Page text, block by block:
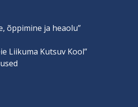
õppimine ja heaolu”
Liikuma Kutsuv Kool”